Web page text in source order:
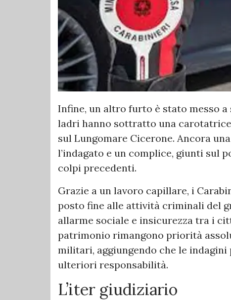
Infine, un altro furto è stato messo a
ladri hanno sottratto una
sul Lungomare Cicerone. Ancora
l’indagato e un complice, giunti sul
colpi precedenti.
Grazie a un lavoro capillare, i
posto fine alle attività criminali del
allarme sociale e insicurezza tra i
patrimonio rimangono priorità
militari, aggiungendo che le
ulteriori responsabilità.
L’iter giudiziario